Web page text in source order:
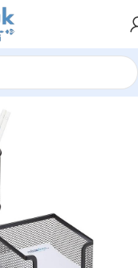
& Classement